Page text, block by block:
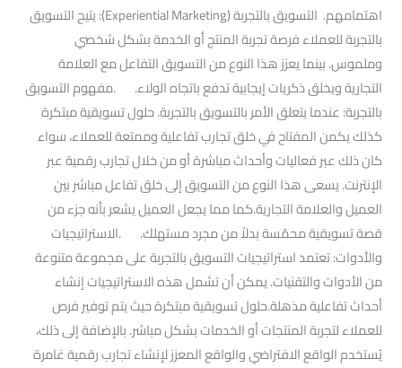
اهتمامهم. التسويق بالتجربة (Experiential Marketing): يتيح التسويق
بالتجربة للعملاء فرصة تجربة المنتج أو الخدمة بشكل شخصي
وملموس. بينما يعزز هذا النوع من التسويق التفاعل مع العلامة
التجارية ويخلق ذكريات إيجابية تدفع باتجاه الولاء. .مفهوم التسويق
بالتجربة: عندما يتعلق الأمر بالتسويق بالتجربة. حلول تسويقية مبتكرة
كذلك يكمن المفتاح في خلق تجارب تفاعلية وممتعة للعملاء، سواء
كان ذلك عبر فعاليات وأحداث مباشرة أو من خلال تجارب رقمية عبر
الإنترنت. يسعى هذا النوع من التسويق إلى خلق تفاعل مباشر بين
العميل والعلامة التجارية.كما مما يجعل العميل يشعر بأنه جزء من
قصة تسويقية محمّسة بدلاً من مجرد مستهلك. .الاستراتيجيات
والأدوات: تعتمد استراتيجيات التسويق بالتجربة على مجموعة متنوعة
من الأدوات والتقنيات. يمكن أن تشمل هذه الاستراتيجيات إنشاء
أحداث تفاعلية مذهلة.حلول تسويقية مبتكرة حيث يتم توفير فرص
للعملاء لتجربة المنتجات أو الخدمات بشكل مباشر. بالإضافة إلى ذلك،
يُستخدم الواقع الافتراضي والواقع المعزز لإنشاء تجارب رقمية غامرة